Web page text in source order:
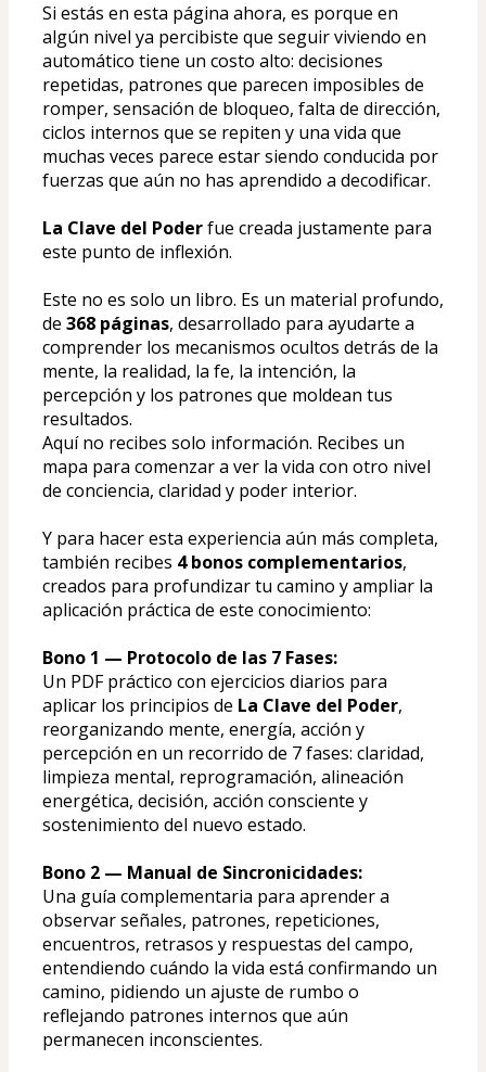
Si estás en esta página ahora, es porque en
algún nivel ya percibiste que seguir viviendo en
automático tiene un costo alto: decisiones
repetidas, patrones que parecen imposibles de
romper, sensación de bloqueo, falta de dirección,
ciclos internos que se repiten y una vida que
muchas veces parece estar siendo conducida por
fuerzas que aún no has aprendido a decodificar.
La Clave del Poder fue creada justamente para
este punto de inflexión.
Este no es solo un libro. Es un material profundo,
de 368 páginas, desarrollado para ayudarte a
comprender los mecanismos ocultos detrás de la
mente, la realidad, la fe, la intención, la
percepción y los patrones que moldean tus
resultados.
Aquí no recibes solo información. Recibes un
mapa para comenzar a ver la vida con otro nivel
de conciencia, claridad y poder interior.
Y para hacer esta experiencia aún más completa,
también recibes 4 bonos complementarios,
creados para profundizar tu camino y ampliar la
aplicación práctica de este conocimiento:
Bono 1 — Protocolo de las 7 Fases:
Un PDF práctico con ejercicios diarios para
aplicar los principios de La Clave del Poder,
reorganizando mente, energía, acción y
percepción en un recorrido de 7 fases: claridad,
limpieza mental, reprogramación, alineación
energética, decisión, acción consciente y
sostenimiento del nuevo estado.
Bono 2 — Manual de Sincronicidades:
Una guía complementaria para aprender a
observar señales, patrones, repeticiones,
encuentros, retrasos y respuestas del campo,
entendiendo cuándo la vida está confirmando un
camino, pidiendo un ajuste de rumbo o
reflejando patrones internos que aún
permanecen inconscientes.